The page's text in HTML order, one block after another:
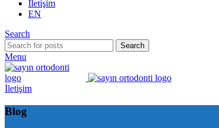
İletişim
EN
Search
Search
Menu
İletişim
Blog